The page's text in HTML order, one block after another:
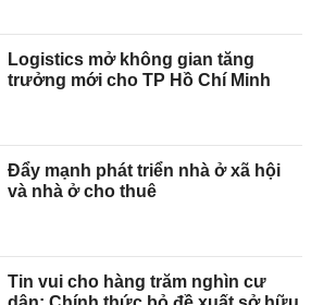
Logistics mở không gian tăng
trưởng mới cho TP Hồ Chí Minh
Đẩy mạnh phát triển nhà ở xã hội
và nhà ở cho thuê
Tin vui cho hàng trăm nghìn cư